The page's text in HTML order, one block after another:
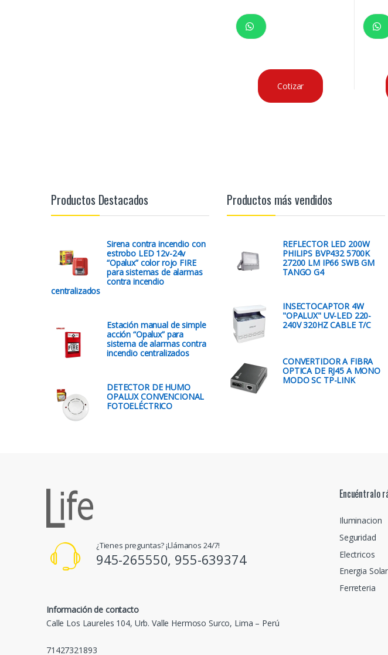
Cotizar
Productos Destacados
Sirena contra incendio con
estrobo LED 12v-24v
“Opalux” color rojo FIRE
para sistemas de alarmas
contra incendio
centralizados
Estación manual de simple
acción “Opalux” para
sistema de alarmas contra
incendio centralizados
DETECTOR DE HUMO
OPALUX CONVENCIONAL
FOTOELÉCTRICO
Productos más vendidos
REFLECTOR LED 200W
PHILIPS BVP432 5700K
27200 LM IP66 SWB GM
TANGO G4
INSECTOCAPTOR 4W
"OPALUX" UV-LED 220-
240V 320HZ CABLE T/C
CONVERTIDOR A FIBRA
OPTICA DE RJ45 A MONO
MODO SC TP-LINK
¿Tienes preguntas? ¡Llámanos 24/7!
945-265550, 955-639374
Información de contacto
Calle Los Laureles 104, Urb. Valle Hermoso Surco, Lima – Perú
71427321893
Encuéntralo
Iluminacion
Seguridad
Electricos
Energia Solar
Ferreteria